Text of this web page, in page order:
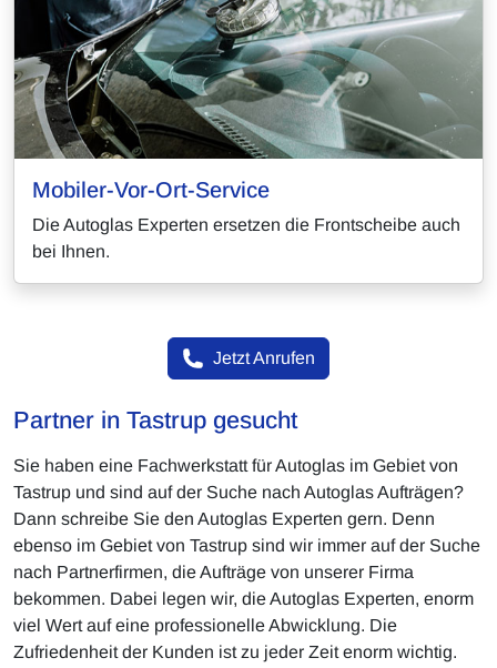
Mobiler-Vor-Ort-Service
Die Autoglas Experten ersetzen die Frontscheibe auch
bei Ihnen.
Jetzt Anrufen
Partner in Tastrup gesucht
Sie haben eine Fachwerkstatt für Autoglas im Gebiet von
Tastrup und sind auf der Suche nach Autoglas Aufträgen?
Dann schreibe Sie den Autoglas Experten gern. Denn
ebenso im Gebiet von Tastrup sind wir immer auf der Suche
nach Partnerfirmen, die Aufträge von unserer Firma
bekommen. Dabei legen wir, die Autoglas Experten, enorm
viel Wert auf eine professionelle Abwicklung. Die
Zufriedenheit der Kunden ist zu jeder Zeit enorm wichtig.